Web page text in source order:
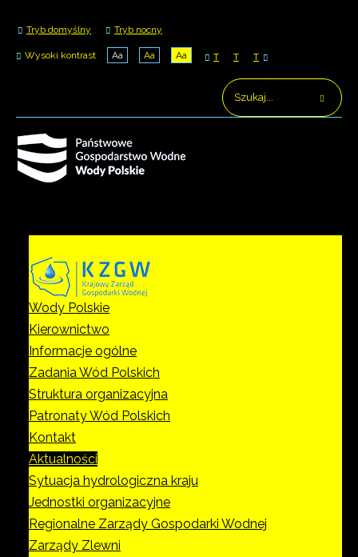
Tryb domyślny Tryb nocny
Wysoki kontrast Aa Aa Aa T T T
Wody Polskie
Kierownictwo
Informacje ogólne
Zadania Wód Polskich
Struktura organizacyjna
Patronaty Wód Polskich
Kontakt
Aktualności
Sytuacja hydrologiczna kraju
Jednostki organizacyjne
Regionalne Zarządy Gospodarki Wodnej
Zarządy Zlewni